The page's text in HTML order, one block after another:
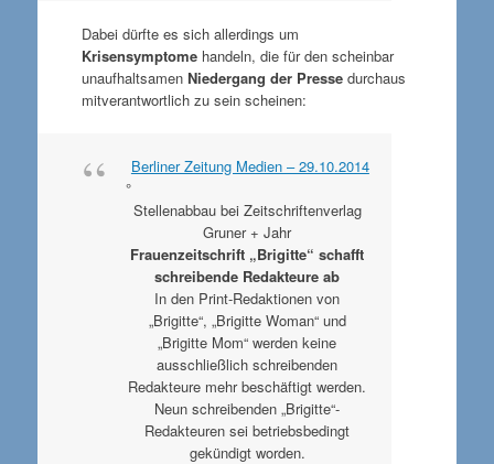
Dabei dürfte es sich allerdings um
Krisensymptomehandeln, die für den scheinbar
unaufhaltsamen Niedergang der Pressedurchaus
mitverantwortlich zu sein scheinen:
Berliner Zeitung Medien – 29.10.2014
°
Stellenabbau bei Zeitschriftenverlag
Gruner + Jahr
Frauenzeitschrift „Brigitte“ schafft
schreibende Redakteure ab
In den Print-Redaktionen von
„Brigitte“, „Brigitte Woman“ und
„Brigitte Mom“ werden keine
ausschließlich schreibenden
Redakteure mehr beschäftigt werden.
Neun schreibenden „Brigitte“-
Redakteuren sei betriebsbedingt
gekündigt worden.